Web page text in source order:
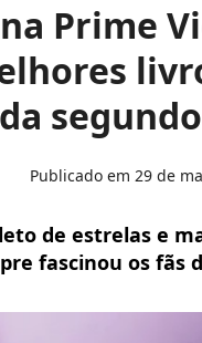
Prime
Publicado em 29 de
de estrelas e
fascinou os fãs